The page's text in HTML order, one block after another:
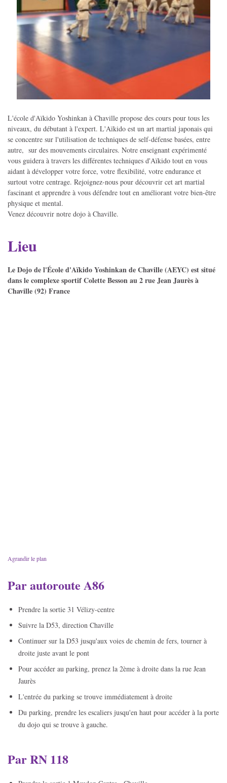
L'école d'Aïkido Yoshinkan à Chaville propose des cours pour tous les
niveaux, du débutant à l'expert. L'Aïkido est un art martial japonais qui
se concentre sur l'utilisation de techniques de self-défense basées, entre
autre, sur des mouvements circulaires. Notre enseignant expérimenté
vous guidera à travers les différentes techniques d'Aïkido tout en vous
aidant à développer votre force, votre flexibilité, votre endurance et
surtout votre centrage. Rejoignez-nous pour découvrir cet art martial
fascinant et apprendre à vous défendre tout en améliorant votre bien-être
physique et mental.
Venez découvrir notre dojo à Chaville.
Lieu
Le Dojo de l'École d'Aïkido Yoshinkan de Chaville (AEYC) est situé
dans le complexe sportif Colette Besson au 2 rue Jean Jaurès à
Chaville (92) France
Agrandir le plan
Par autoroute A86
Prendre la sortie 31 Vélizy-centre
Suivre la D53, direction Chaville
Continuer sur la D53 jusqu'aux voies de chemin de fers, tourner à
droite juste avant le pont
Pour accéder au parking, prenez la 2ème à droite dans la rue Jean
Jaurès
L'entrée du parking se trouve immédiatement à droite
Du parking, prendre les escaliers jusqu'en haut pour accéder à la porte
du dojo qui se trouve à gauche.
Par RN 118